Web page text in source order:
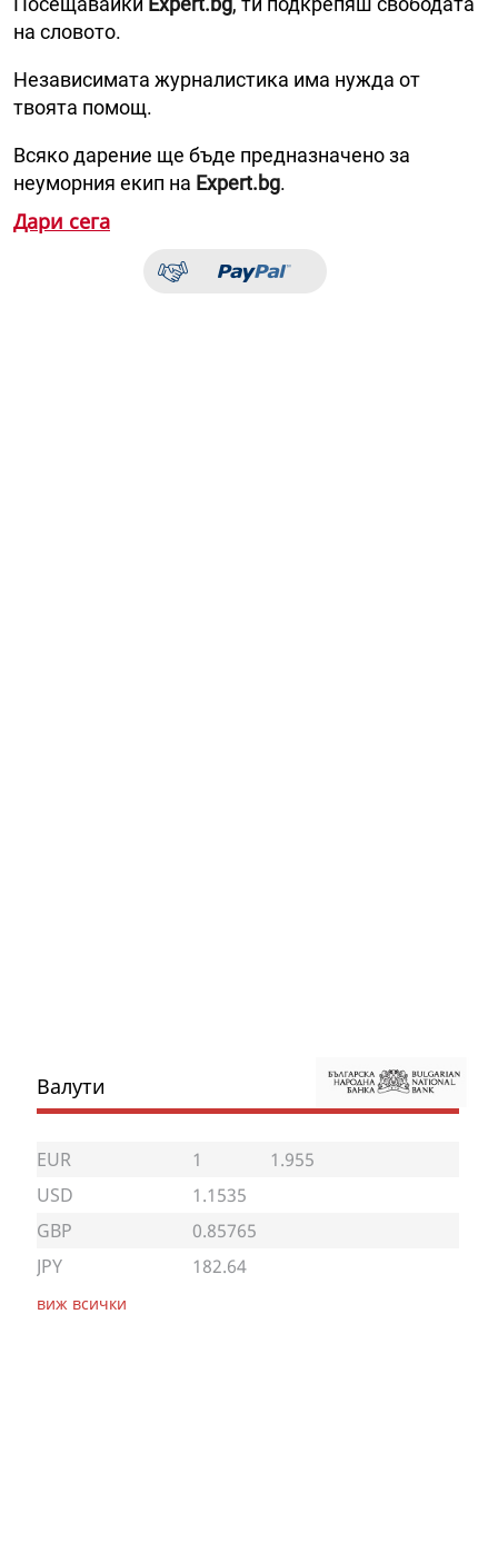
на словото.
Независимата журналистика има нужда от
твоята помощ.
Всяко дарение ще бъде предназначено за
неуморния екип на Expert.bg.
Дари сега
Валути
EUR 1
1.955
USD
1.1535
GBP
0.85765
JPY
182.64
виж всички